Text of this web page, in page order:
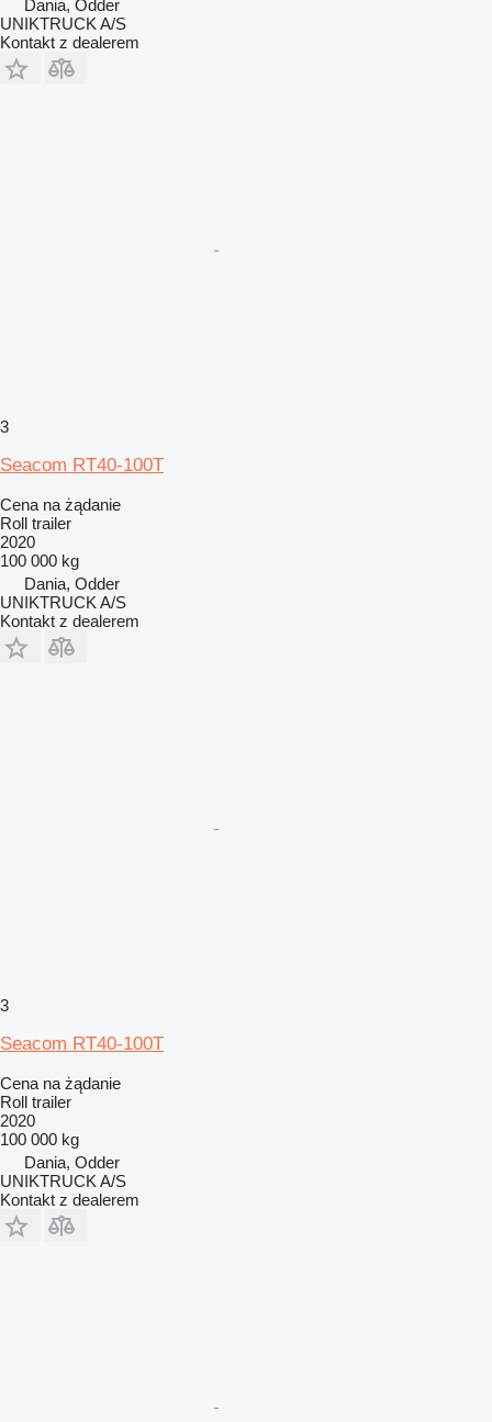
Dania, Odder
UNIKTRUCK A/S
Kontakt z dealerem
3
Seacom RT40-100T
Cena na żądanie
Roll trailer
2020
100 000 kg
Dania, Odder
UNIKTRUCK A/S
Kontakt z dealerem
3
Seacom RT40-100T
Cena na żądanie
Roll trailer
2020
100 000 kg
Dania, Odder
UNIKTRUCK A/S
Kontakt z dealerem